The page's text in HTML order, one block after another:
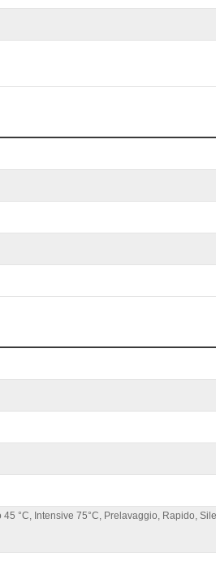
°C, Intensive 75°C, Prelavaggio, Rapido,